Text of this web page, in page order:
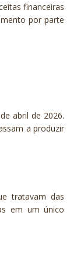
financeiras
por parte
abril de 2026.
a produzir
tratavam das
em um único